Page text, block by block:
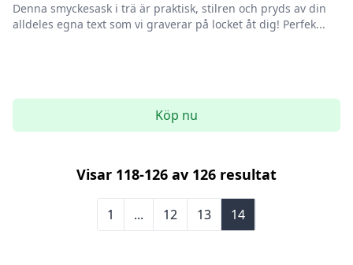
Denna smyckesask i trä är praktisk, stilren och pryds av din
alldeles egna text som vi graverar på locket åt dig! Perfek...
Köp nu
Visar 118-126 av 126 resultat
1 ... 12 13 14